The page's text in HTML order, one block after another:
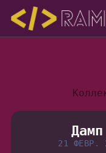
21 ФЕВР.